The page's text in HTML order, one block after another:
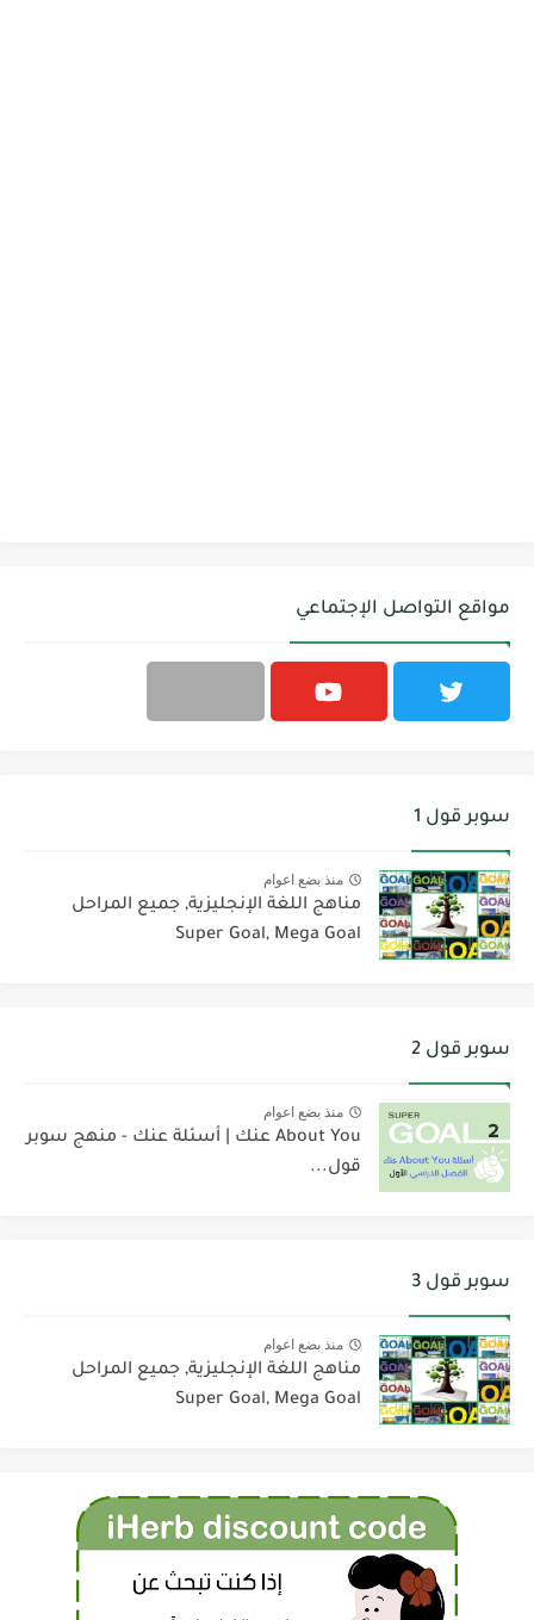
مواقع التواصل الإجتماعي
سوبر قول 1
منذ بضع اعوام
مناهج اللغة الإنجليزية, جميع المراحل
Super Goal, Mega Goal
سوبر قول 2
منذ بضع اعوام
About You عنك | أسئلة عنك - منهج سوبر
قول...
سوبر قول 3
منذ بضع اعوام
مناهج اللغة الإنجليزية, جميع المراحل
Super Goal, Mega Goal